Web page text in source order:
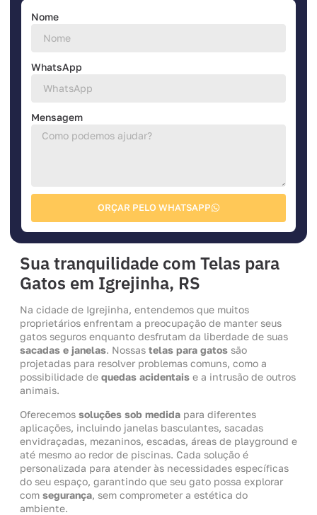
Nome
WhatsApp
Mensagem
ORÇAR PELO WHATSAPP
Sua tranquilidade com Telas para
Gatos em Igrejinha, RS
Na cidade de Igrejinha, entendemos que muitos
proprietários enfrentam a preocupação de manter seus
gatos seguros enquanto desfrutam da liberdade de suas
sacadas e janelas. Nossas telas para gatos são
projetadas para resolver problemas comuns, como a
possibilidade de quedas acidentais e a intrusão de outros
animais.
Oferecemos soluções sob medida para diferentes
aplicações, incluindo janelas basculantes, sacadas
envidraçadas, mezaninos, escadas, áreas de playground e
até mesmo ao redor de piscinas. Cada solução é
personalizada para atender às necessidades específicas
do seu espaço, garantindo que seu gato possa explorar
com segurança, sem comprometer a estética do
ambiente.